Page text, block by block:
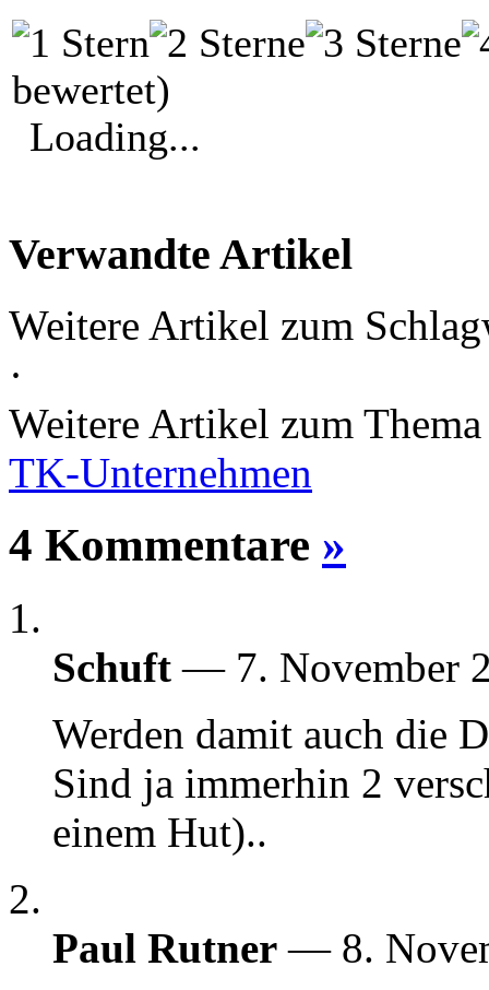
bewertet)
Loading...
Verwandte Artikel
Weitere Artikel zum
·
Weitere Artikel zum
TK-Unternehmen
4 Kommentare »
Schuft — 7. November
Werden damit auch die
Sind ja immerhin 2
einem Hut)..
Paul Rutner — 8.